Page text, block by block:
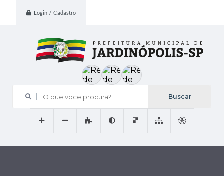
Login / Cadastro
O que voce procura?